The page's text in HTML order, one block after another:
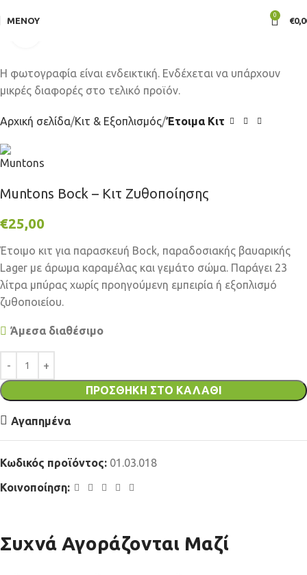
ΜΕΝΟΎ
0
€
Αρχική σελίδα Κιτ & Εξοπλισμός Έτοιμα Κιτ
Muntons Bock – Κιτ Ζυθοποίησης
€25,00
Έτοιμο κιτ για παρασκευή Bock, παραδοσιακής βαυαρικής
Lager με άρωμα καραμέλας και γεμάτο σώμα. Παράγει 23
λίτρα μπύρας χωρίς προηγούμενη εμπειρία ή εξοπλισμό
ζυθοποιείου.
Άμεσα διαθέσιμο
ΠΡΟΣΘΉΚΗ ΣΤΟ ΚΑΛΆΘΙ
Αγαπημένα
Κωδικός προϊόντος: 01.03.018
Κοινοποίηση:
Συχνά Αγοράζονται Μαζί